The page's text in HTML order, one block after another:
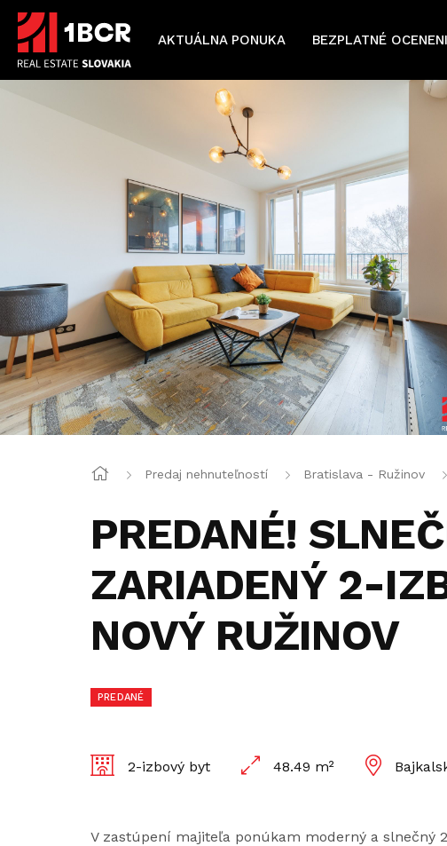
AKTUÁLNA PONUKA BEZPLATNÉ
Predaj nehnuteľností Bratislava - Ružinov
PREDANÉ!
ZARIADENÝ 2-
NOVÝ RUŽINOV
PREDANÉ
2-izbový byt 48.49 m²
V zastúpení majiteľa ponúkam moderný a slnečný